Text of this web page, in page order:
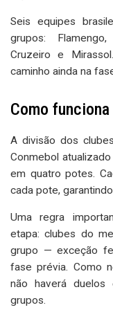
Seis equipes
grupos: Flamengo,
Cruzeiro e
caminho ainda na
Como
A divisão dos
Conmebol
em quatro potes.
cada pote,
Uma regra
etapa: clubes do
grupo — exceção
fase prévia. Como
não haverá
grupos.